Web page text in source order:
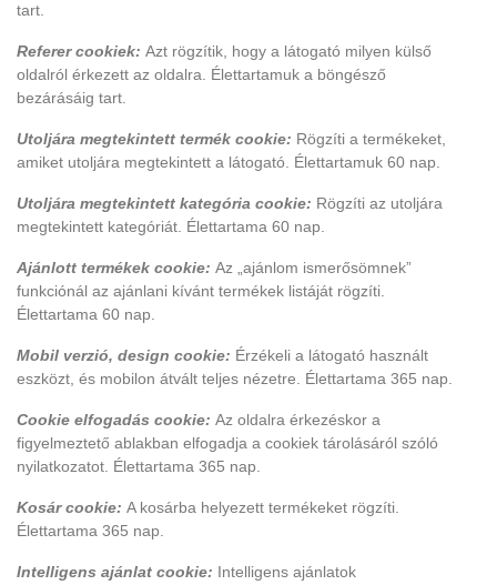
tart.
Referer cookiek: Azt rögzítik, hogy a látogató milyen külső
oldalról érkezett az oldalra. Élettartamuk a böngésző
bezárásáig tart.
Utoljára megtekintett termék cookie: Rögzíti a termékeket,
amiket utoljára megtekintett a látogató. Élettartamuk 60 nap.
Utoljára megtekintett kategória cookie: Rögzíti az utoljára
megtekintett kategóriát. Élettartama 60 nap.
Ajánlott termékek cookie: Az „ajánlom ismerősömnek”
funkciónál az ajánlani kívánt termékek listáját rögzíti.
Élettartama 60 nap.
Mobil verzió, design cookie: Érzékeli a látogató használt
eszközt, és mobilon átvált teljes nézetre. Élettartama 365 nap.
Cookie elfogadás cookie: Az oldalra érkezéskor a
figyelmeztető ablakban elfogadja a cookiek tárolásáról szóló
nyilatkozatot. Élettartama 365 nap.
Kosár cookie: A kosárba helyezett termékeket rögzíti.
Élettartama 365 nap.
Intelligens ajánlat cookie: Intelligens ajánlatok